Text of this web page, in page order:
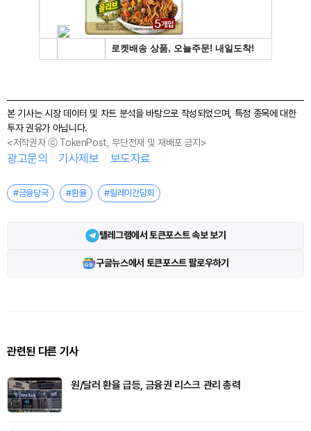
본 기사는 시장 데이터 및 차트 분석을 바탕으로 작성되었으며, 특정 종목에 대한
투자 권유가 아닙니다.
<저작권자 ⓒ TokenPost, 무단전재 및 재배포 금지>
광고문의 기사제보 보도자료
#금융당국 #환율 #릴레이간담회
텔레그램에서 토큰포스트 속보 보기
구글뉴스에서 토큰포스트 팔로우하기
관련된 다른 기사
원/달러 환율 급등, 금융권 리스크 관리 총력